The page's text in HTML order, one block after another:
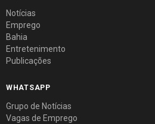
Notícias
Emprego
Bahia
Entretenimento
Publicações
WHATSAPP
Grupo de Notícias
Vagas de Emprego